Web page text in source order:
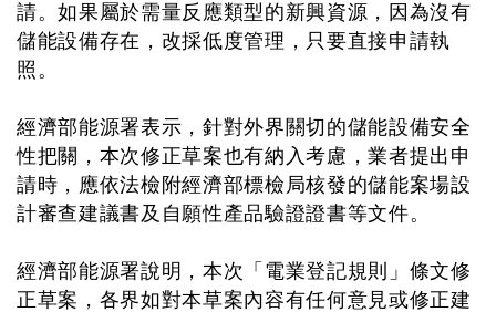
請。如果屬於需量反應類型的新興資源，因為沒有
儲能設備存在，改採低度管理，只要直接申請執
照。
經濟部能源署表示，針對外界關切的儲能設備安全
性把關，本次修正草案也有納入考慮，業者提出申
請時，應依法檢附經濟部標檢局核發的儲能案場設
計審查建議書及自願性產品驗證證書等文件。
經濟部能源署說明，本次「電業登記規則」條文修
正草案，各界如對本草案內容有任何意見或修正建